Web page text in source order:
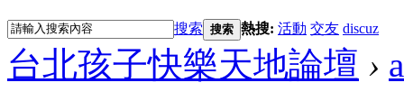
搜索 搜索 熱搜: 活動 交友 discuz
台北孩子快樂天地論壇 ›